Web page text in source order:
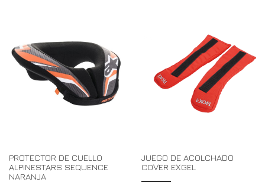
MI CUENTA
PONTE EN CONTACTO CON
MI CUENTA
PÁGINA DE CONSULTA PARA DISTRIBUIDORES
PROTECTOR DE CUELLO
ALPINESTARS SEQUENCE
NARANJA
JUEGO DE ACOLCHADO
COVER EXGEL